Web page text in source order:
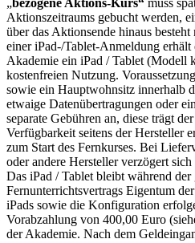
„bezogene Aktions-Kurs“ muss
Aktionszeitraums gebucht werden,
über das Aktionsende hinaus besteht
einer iPad-/Tablet-Anmeldung
Akademie ein iPad / Tablet (Modell
kostenfreien Nutzung.
sowie ein Hauptwohnsitz innerhalb
etwaige Datenübertragungen oder
separate Gebühren an, diese trägt
Verfügbarkeit seitens der Hersteller
zum Start des Fernkurses. Bei
oder andere Hersteller verzögert
Das iPad / Tablet bleibt während der
Fernunterrichtsvertrags Eigentum
iPads sowie die Konfiguration
Vorabzahlung von 400,00 Euro
der Akademie. Nach dem